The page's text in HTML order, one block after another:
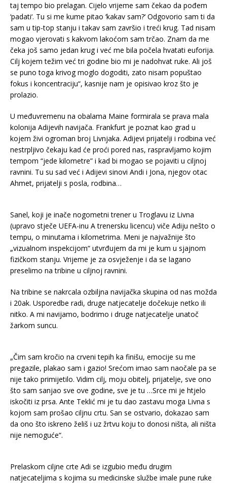
taj tempo bio prelagan. Cijelo vrijeme sam čekao da pođem
‘padati‘. Tu si me kume pitao ‘kakav sam?‘ Odgovorio sam ti da
sam u tip-top stanju i takav sam završio i treći krug. Tad nisam
mogao vjerovati s kakvom lakoćom sam trčao. Znam da me
čeka još samo jedan krug i već me bila počela hvatati euforija.
Cilj kojem težim već tri godine bio mi je nadohvat ruke. Ali još
se puno toga krivog moglo dogoditi, zato nisam popuštao
fokus i koncentraciju“, kasnije nam je opisivao kroz što je
prolazio.
U međuvremenu na obalama Maine formirala se prava mala
kolonija Adijevih navijača. Frankfurt je poznat kao grad u
kojem živi ogroman broj Livnjaka. Adijevi prijatelji i rodbina već
nestrpljivo čekaju kad će proći pored nas, raspravljamo kojim
tempom “jede kilometre” i kad bi mogao se pojaviti u ciljnoj
ravnini. Tu su sad već i Adijevi sinovi Andi i Jona, njegov otac
Ahmet, prijatelji s posla, rodbina…
Sanel, koji je inače nogometni trener u Troglavu iz Livna
(upravo stječe UEFA-inu A trenersku licencu) viče Adiju nešto o
tempu, o minutama i kilometrima. Meni je najvažnije što
„vizualnom inspekcijom“ utvrđujem da mi je kum u sjajnom
fizičkom stanju. Vrijeme je za osvježenje i da se lagano
preselimo na tribine u ciljnoj ravnini.
Na tribine se nakrcala ozbiljna navijačka skupina od nas možda
i 20ak. Usporedbe radi, druge natjecatelje dočekuje netko ili
nitko. A mi navijamo, bodrimo i druge natjecatelje unatoč
žarkom suncu.
„Čim sam kročio na crveni tepih ka finišu, emocije su me
pregazile, plakao sam i gazio! Srećom imao sam naočale pa se
nije tako primijetilo. Vidim cilj, moju obitelj, prijatelje, sve ono
što sam sanjao sve ove godine, sve je tu …Srce mi je htjelo
iskočiti iz prsa. Ante Teklić mi je tu dao zastavu moga Livna s
kojom sam prošao ciljnu crtu. San se ostvario, dokazao sam
da ono što iskreno želiš i uz žrtvu koju to donosi ništa, ali ništa
nije nemoguće“.
Prelaskom ciljne crte Adi se izgubio među drugim
natjecateljima s kojima su medicinske službe imale pune ruke